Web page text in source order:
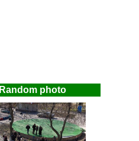
Random photo